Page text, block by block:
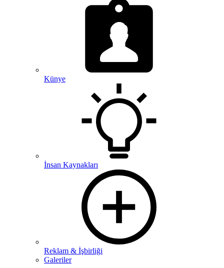
Künye
İnsan Kaynakları
Reklam & İşbirliği
Galeriler